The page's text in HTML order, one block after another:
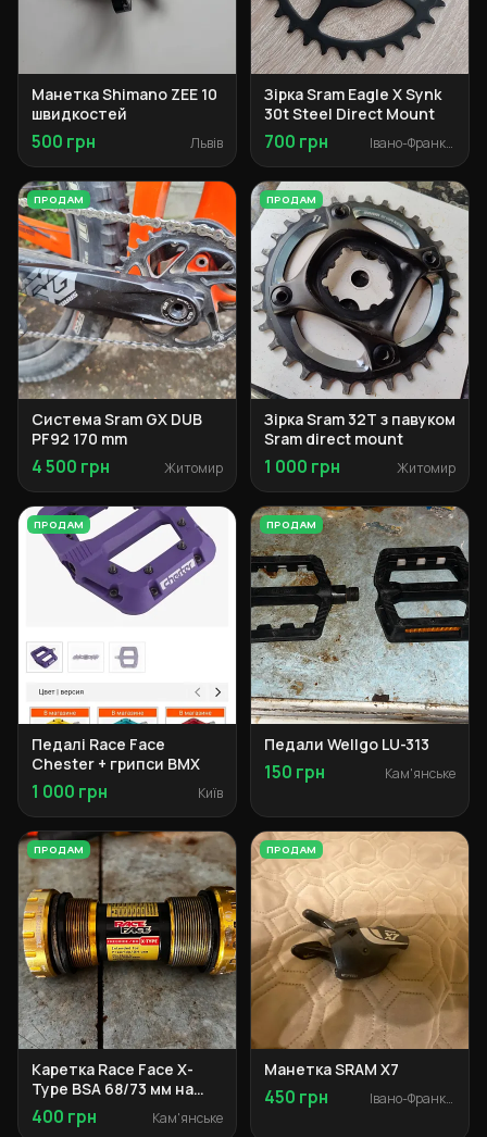
Манетка Shimano ZEE 10
швидкостей
500 грн Львів
Зірка Sram Eagle X Synk
30t Steel Direct Mount
700 грн Івано-Франківськ
ПРОДАМ
Система Sram GX DUB
PF92 170 mm
4 500 грн Житомир
ПРОДАМ
Зірка Sram 32T з павуком
Sram direct mount
1 000 грн Житомир
ПРОДАМ
Педалі Race Face
Chester + грипси BMX
1 000 грн Київ
ПРОДАМ
Педали Wellgo LU-313
150 грн Кам'янське
ПРОДАМ
Каретка Race Face X-
Type BSA 68/73 мм на
запчастини
400 грн Кам'янське
ПРОДАМ
Манетка SRAM X7
450 грн Івано-Франківськ